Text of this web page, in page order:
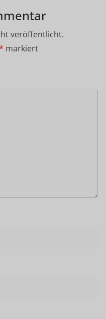
veröffentlicht.
markiert